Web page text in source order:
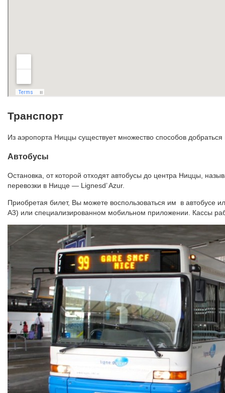
Транспорт
Из аэропорта Ниццы существует множество способов
Автобусы
Остановка, от которой отходят автобусы до центра Ниццы,
перевозки в Ницце — Lignesd’ Azur.
Приобретая билет, Вы можете воспользоваться им в автобусе
А3) или специализированном мобильном приложении. Кассы